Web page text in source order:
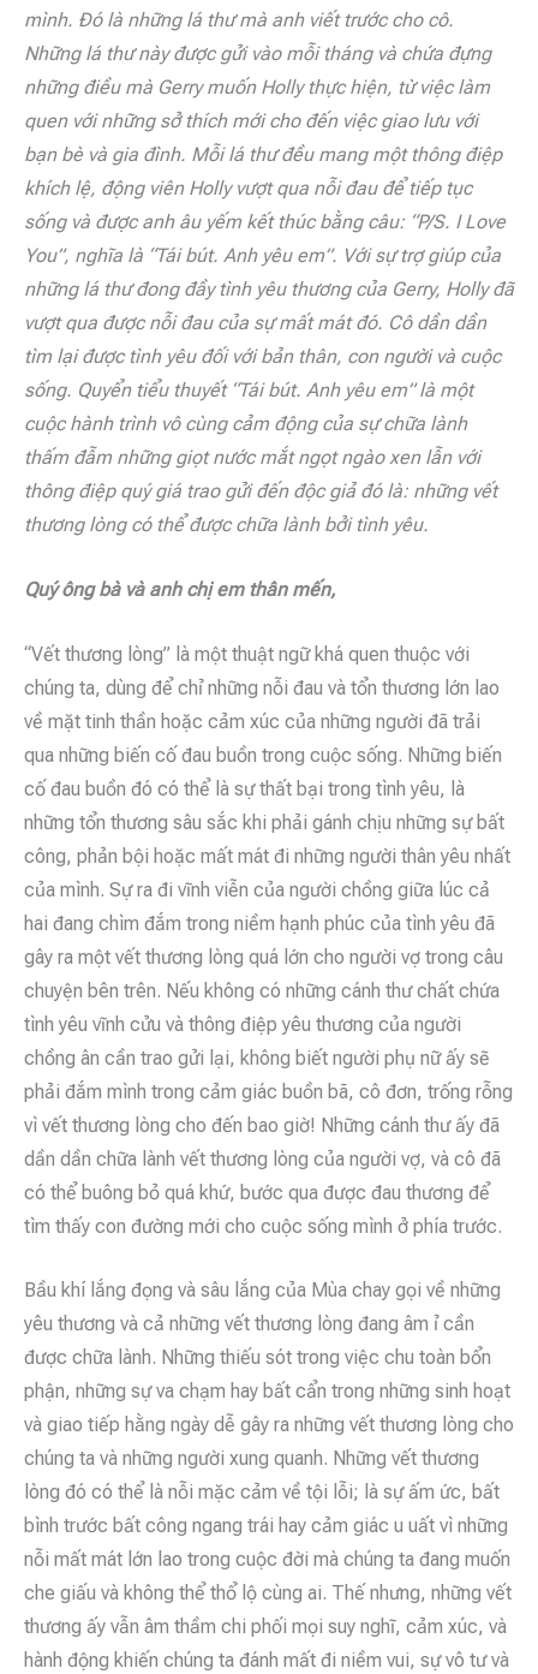
mình. Đó là những lá thư mà anh viết trước cho cô.
Những lá thư này được gửi vào mỗi tháng và chứa đựng
những điều mà Gerry muốn Holly thực hiện, từ việc làm
quen với những sở thích mới cho đến việc giao lưu với
bạn bè và gia đình. Mỗi lá thư đều mang một thông điệp
khích lệ, động viên Holly vượt qua nỗi đau để tiếp tục
sống và được anh âu yếm kết thúc bằng câu: “P/S. I Love
You”, nghĩa là “Tái bút. Anh yêu em”. Với sự trợ giúp của
những lá thư đong đầy tình yêu thương của Gerry, Holly đã
vượt qua được nỗi đau của sự mất mát đó. Cô dần dần
tìm lại được tình yêu đối với bản thân, con người và cuộc
sống. Quyển tiểu thuyết “Tái bút. Anh yêu em” là một
cuộc hành trình vô cùng cảm động của sự chữa lành
thấm đẫm những giọt nước mắt ngọt ngào xen lẫn với
thông điệp quý giá trao gửi đến độc giả đó là: những vết
thương lòng có thể được chữa lành bởi tình yêu.
Quý ông bà và anh chị em thân mến,
“Vết thương lòng” là một thuật ngữ khá quen thuộc với
chúng ta, dùng để chỉ những nỗi đau và tổn thương lớn lao
về mặt tinh thần hoặc cảm xúc của những người đã trải
qua những biến cố đau buồn trong cuộc sống. Những biến
cố đau buồn đó có thể là sự thất bại trong tình yêu, là
những tổn thương sâu sắc khi phải gánh chịu những sự bất
công, phản bội hoặc mất mát đi những người thân yêu nhất
của mình. Sự ra đi vĩnh viễn của người chồng giữa lúc cả
hai đang chìm đắm trong niềm hạnh phúc của tình yêu đã
gây ra một vết thương lòng quá lớn cho người vợ trong câu
chuyện bên trên. Nếu không có những cánh thư chất chứa
tình yêu vĩnh cửu và thông điệp yêu thương của người
chồng ân cần trao gửi lại, không biết người phụ nữ ấy sẽ
phải đắm mình trong cảm giác buồn bã, cô đơn, trống rỗng
vì vết thương lòng cho đến bao giờ! Những cánh thư ấy đã
dần dần chữa lành vết thương lòng của người vợ, và cô đã
có thể buông bỏ quá khứ, bước qua được đau thương để
tìm thấy con đường mới cho cuộc sống mình ở phía trước.
Bầu khí lắng đọng và sâu lắng của Mùa chay gọi về những
yêu thương và cả những vết thương lòng đang âm ỉ cần
được chữa lành. Những thiếu sót trong việc chu toàn bổn
phận, những sự va chạm hay bất cẩn trong những sinh hoạt
và giao tiếp hằng ngày dễ gây ra những vết thương lòng cho
chúng ta và những người xung quanh. Những vết thương
lòng đó có thể là nỗi mặc cảm về tội lỗi; là sự ấm ức, bất
bình trước bất công ngang trái hay cảm giác u uất vì những
nỗi mất mát lớn lao trong cuộc đời mà chúng ta đang muốn
che giấu và không thể thổ lộ cùng ai. Thế nhưng, những vết
thương ấy vẫn âm thầm chi phối mọi suy nghĩ, cảm xúc, và
hành động khiến chúng ta đánh mất đi niềm vui, sự vô tư và